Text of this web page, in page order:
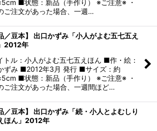
■状態：新品（手作り） ※ご注意※ ・
ご注文があった場合、一週…
／豆本】 出口かずみ「小人がよむ五七五え
2012年
ル：小人がよむ五七五えほん ■作・絵：
ずみ ■2012年3月 発行 ■サイズ：約
■状態：新品（手作り） ※ご注意※ ・
ご注文があった場合、一週間ほど…
／豆本】 出口かずみ「続・小人とよむしり
ほん」2012年